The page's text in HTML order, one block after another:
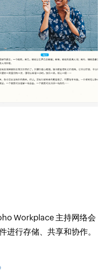
Workplace 主持网络会
进行存储、共享和协作。